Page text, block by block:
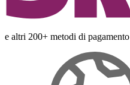
e altri 200+ metodi di pagamento